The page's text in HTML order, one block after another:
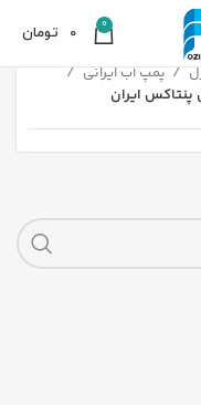
0
0 تومان
پمپ آب ایرانی
ایران